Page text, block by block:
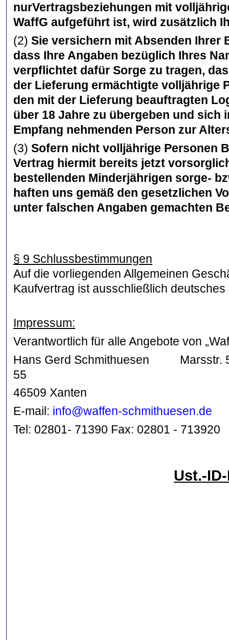
nurVertragsbeziehungen mit
WaffG aufgeführt ist, wird zusätzlich
(2) Sie versichern mit Absenden Ihrer
dass Ihre Angaben bezüglich Ihres
verpflichtet dafür Sorge zu tragen,
der Lieferung ermächtigte volljährige
den mit der Lieferung beauftragten
über 18 Jahre zu übergeben und sich
Empfang nehmenden Person zur
(3) Sofern nicht volljährige Personen
Vertrag hiermit bereits jetzt
bestellenden Minderjährigen sorge-
haften uns gemäß den gesetzlichen
unter falschen Angaben gemachten
§ 9 Schlussbestimmungen
Auf die vorliegenden Allgemeinen
Kaufvertrag ist ausschließlich
Impressum:
Verantwortlich für alle Angebote von
Hans Gerd Schmithuesen Marsstr.
46509 Xanten
E-mail: info@waffen-schmithuesen.de
Tel: 02801- 71390 Fax: 02801 - 713920
Ust.-